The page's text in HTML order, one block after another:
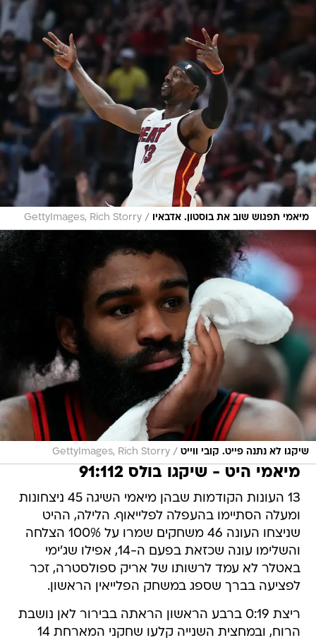
מיאמי תפגוש שוב את בוסטון. אדבאיו /
GettyImages, Rich Storry
שיקגו לא נתנה פייט. קובי ווייט /
GettyImages, Rich Storry
מיאמי היט - שיקגו בולס 91:112
13 העונות הקודמות שבהן מיאמי השיגה 45 ניצחונות
ומעלה הסתיימו בהעפלה לפלייאוף. הלילה, ההיט
שניצחו העונה 46 משחקים שמרו על 100% הצלחה
והשלימו עונה שכזאת בפעם ה-14, אפילו שג'ימי
באטלר לא עמד לרשותו של אריק ספולסטרה, זכר
לפציעה בברך שספג במשחק הפלייאין הראשון.
ריצת 0:19 ברבע הראשון הראתה בבירור לאן נושבת
הרוח, ובמחצית השנייה קלעו שחקני המארחת 14